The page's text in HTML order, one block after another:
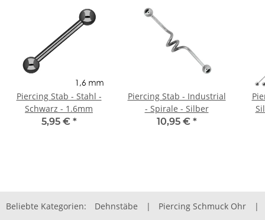
Piercing Stab - Stahl -
Schwarz - 1.6mm
5,95 € *
Piercing Stab - Industrial
- Spirale - Silber
10,95 € *
Beliebte Kategorien: Dehnstäbe | Piercing Schmuck Ohr
|